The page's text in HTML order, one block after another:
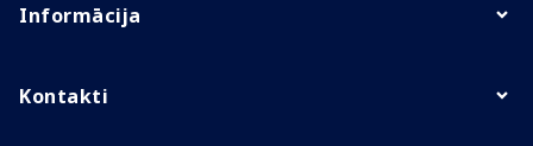
Informācija
Kontakti